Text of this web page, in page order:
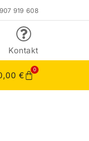
919 608
Kontakt
€
0